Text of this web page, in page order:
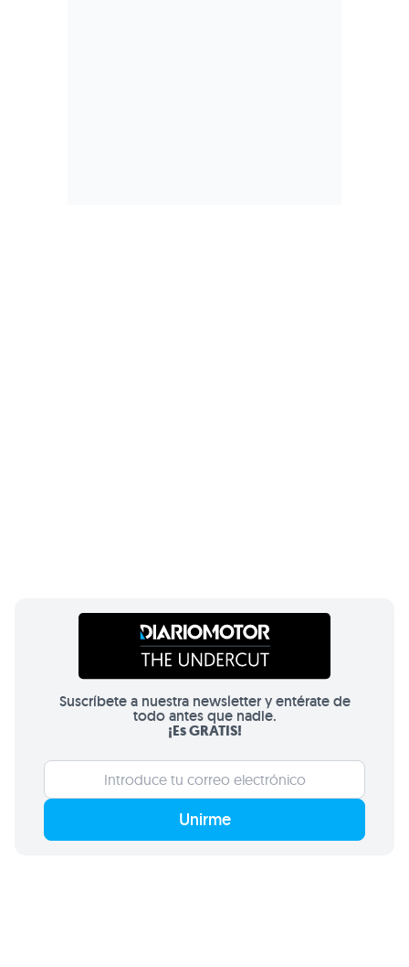
Suscríbete a nuestra newsletter y entérate de
todo antes que nadie.
¡Es GRATIS!
Unirme